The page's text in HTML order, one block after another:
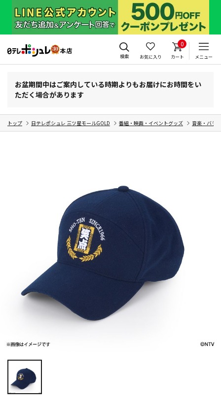
検索 お気に入り
0
カート メニュー
お盆期間中はご案内している時期よりもお届けにお時間をい
ただく場合があります
トップ 日テレポシュレ 三ツ星モールGOLD 番組・映画・イベントグッズ 音楽・バラ